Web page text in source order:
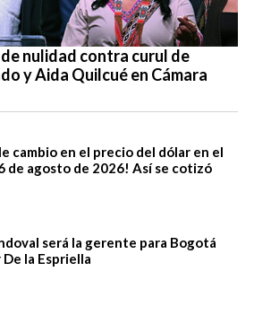
nulidad contra curul de
y Aida Quilcué en Cámara
cambio en el precio del dólar en el
de agosto de 2026! Así se cotizó
será la gerente para Bogotá
la Espriella